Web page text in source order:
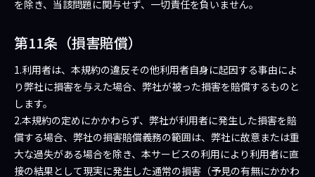
を除き、当該問題に関与せず、一切責任を負いません。
第11条（損害賠償）
1.利用者は、本規約の違反その他利用者自身に起因する事由によ
り弊社に損害を与えた場合、弊社が被った損害を賠償するものと
します。
2.本規約の定めにかかわらず、弊社が利用者に発生した損害を賠
償する場合、弊社の損害賠償義務の範囲は、弊社に故意または重
大な過失がある場合を除き、本サービスの利用により利用者に直
接の結果として現実に発生した通常の損害（予見の有無にかかわ